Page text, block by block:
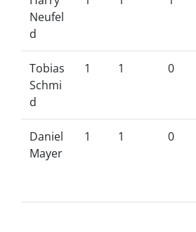
Neufel
d
Tobias
Schmi
d
1 1 0
Daniel
Mayer
1 1 0